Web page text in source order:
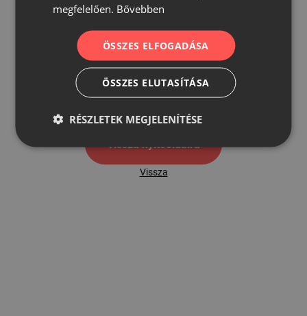
500
Vissza nyítóoldalra
Vissza
megfelelően. Bővebben
ÖSSZES ELFOGADÁSA
ÖSSZES ELUTASÍTÁSA
RÉSZLETEK MEGJELENÍTÉSE